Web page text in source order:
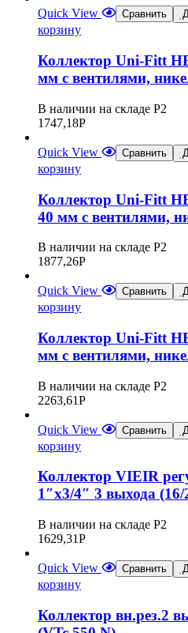
Quick View Сравнить
корзину
Коллектор Uni-Fitt
мм с вентилями,
В наличии на складе Р2
1747,18Р
Quick View Сравнить
корзину
Коллектор Uni-Fitt
40 мм с вентилями,
В наличии на складе Р2
1877,26Р
Quick View Сравнить
корзину
Коллектор Uni-Fitt
мм с вентилями,
В наличии на складе Р2
2263,61Р
Quick View Сравнить
корзину
Коллектор VIEIR
1″х3/4″ 3 выхода
В наличии на складе Р2
1629,31Р
Quick View Сравнить
корзину
Коллектор вн.рез.2